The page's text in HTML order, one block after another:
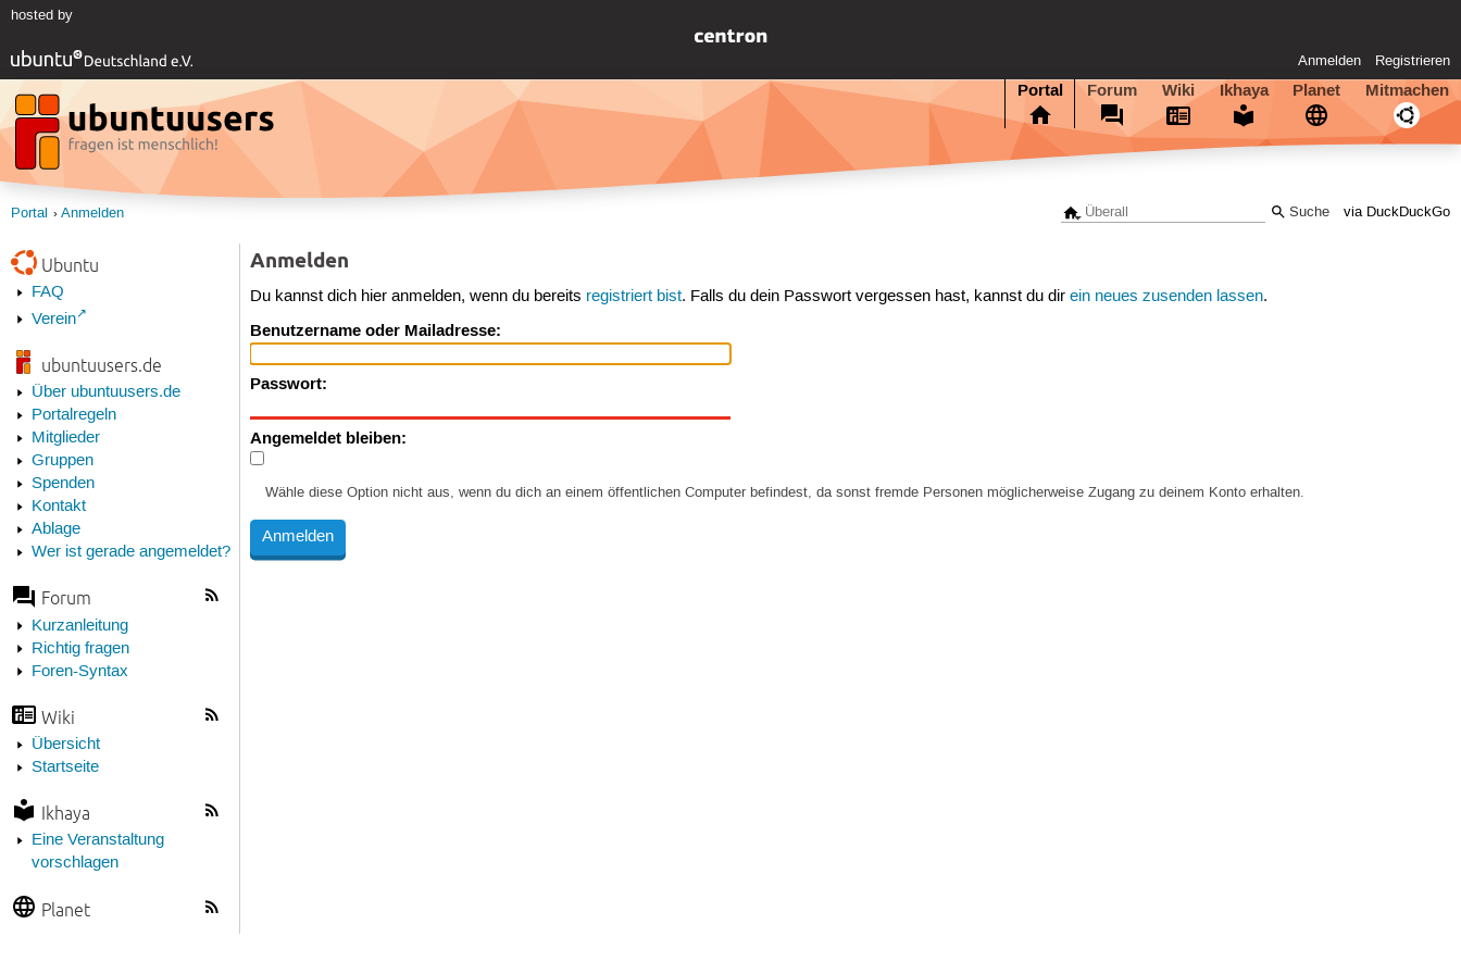
hosted by
Anmelden Registrieren
Portal Forum Wiki Ikhaya Planet Mitmachen
via DuckDuckGo
Portal Anmelden
Ubuntu
FAQ
Verein
ubuntuusers.de
Über ubuntuusers.de
Portalregeln
Mitglieder
Gruppen
Spenden
Kontakt
Ablage
Wer ist gerade angemeldet?
Forum
Kurzanleitung
Richtig fragen
Foren-Syntax
Wiki
Übersicht
Startseite
Ikhaya
Eine Veranstaltung
vorschlagen
Planet
Anmelden
Du kannst dich hier anmelden, wenn du bereits registriert bist. Falls du dein Passwort vergessen hast, kannst du direin neues zusenden lassen.
Benutzername oder Mailadresse:
Passwort:
Angemeldet bleiben:
Wähle diese Option nicht aus, wenn du dich an einem öffentlichen Computer befindest, da sonst fremde Personen möglicherweise Zugang zu deinem Konto erhalten.